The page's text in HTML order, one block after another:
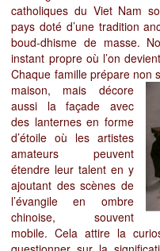
catholiques du Viet Nam
pays doté d’une tradition
boud-dhisme de masse.
instant propre où l’on
Chaque famille prépare non
maison, mais décore
aussi la façade avec
des lanternes en forme
d’étoile où les artistes
amateurs peuvent
étendre leur talent en y
ajoutant des scènes de
l’évangile en ombre
chinoise, souvent
mobile. Cela attire la